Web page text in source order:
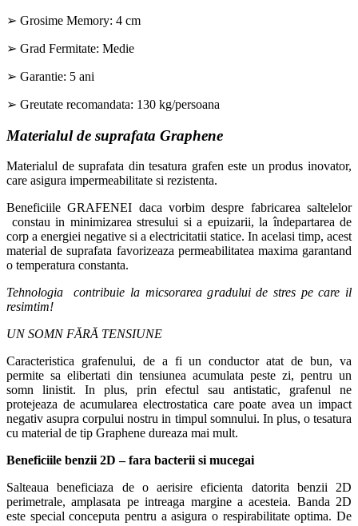
➢ Grosime Memory: 4 cm
➢ Grad Fermitate: Medie
➢ Garantie: 5 ani
➢ Greutate recomandata: 130 kg/persoana
Materialul de suprafata Graphene
Materialul de suprafata din tesatura grafen este un produs inovator,
care asigura impermeabilitate si rezistenta.
Beneficiile GRAFENEI daca vorbim despre fabricarea saltelelor
constau in minimizarea stresului si a epuizarii, la îndepartarea de
corp a energiei negative si a electricitatii statice. In acelasi timp, acest
material de suprafata favorizeaza permeabilitatea maxima garantand
o temperatura constanta.
Tehnologia contribuie la micsorarea gradului de stres pe care il
resimtim!
UN SOMN FĂRĂ TENSIUNE
Caracteristica grafenului, de a fi un conductor atat de bun, va
permite sa elibertati din tensiunea acumulata peste zi, pentru un
somn linistit. In plus, prin efectul sau antistatic, grafenul ne
protejeaza de acumularea electrostatica care poate avea un impact
negativ asupra corpului nostru in timpul somnului. In plus, o tesatura
cu material de tip Graphene dureaza mai mult.
Beneficiile benzii 2D – fara bacterii si mucegai
Salteaua beneficiaza de o aerisire eficienta datorita benzii 2D
perimetrale, amplasata pe intreaga margine a acesteia. Banda 2D
este special conceputa pentru a asigura o respirabilitate optima. De